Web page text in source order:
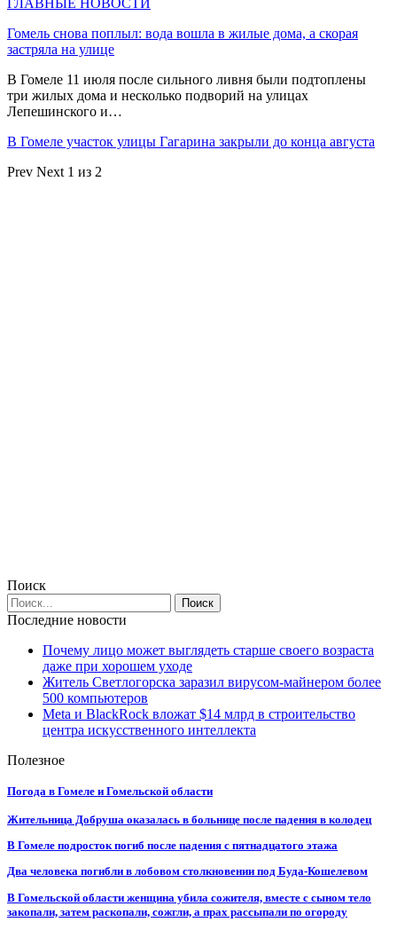
Гомель снова поплыл: вода вошла в жилые дома, а скорая
застряла на улице
В Гомеле 11 июля после сильного ливня были подтоплены
три жилых дома и несколько подворий на улицах
Лепешинского и…
В Гомеле участок улицы Гагарина закрыли до конца августа
Prev Next 1 из 2
Поиск
Последние новости
Почему лицо может выглядеть старше своего возраста
даже при хорошем уходе
Житель Светлогорска заразил вирусом-майнером более
500 компьютеров
Meta и BlackRock вложат $14 млрд в строительство
центра искусственного интеллекта
Полезное
Погода в Гомеле и Гомельской области
Жительница Добруша оказалась в больнице после падения в колодец
В Гомеле подросток погиб после падения с пятнадцатого этажа
Два человека погибли в лобовом столкновении под Буда-Кошелевом
В Гомельской области женщина убила сожителя, вместе с сыном тело
закопали, затем раскопали, сожгли, а прах рассыпали по огороду